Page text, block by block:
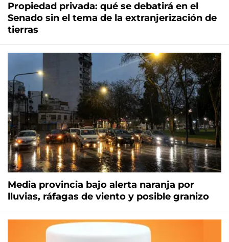
Propiedad privada: qué se debatirá en el
Senado sin el tema de la extranjerización de
tierras
Media provincia bajo alerta naranja por
lluvias, ráfagas de viento y posible granizo